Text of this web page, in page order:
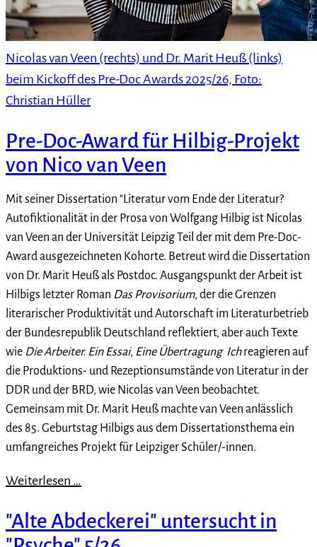
Nicolas van Veen (rechts) und Dr. Marit Heuß (links)
beim Kickoff des Pre-Doc Awards 2025/26, Foto:
Christian Hüller
Pre-Doc-Award für Hilbig-Projekt
von Nico van Veen
Mit seiner Dissertation "Literatur vom Ende der Literatur?
Autofiktionalität in der Prosa von Wolfgang Hilbig ist Nicolas
van Veen an der Universität Leipzig Teil der mit dem Pre-Doc-
Award ausgezeichneten Kohorte. Betreut wird die Dissertation
von Dr. Marit Heuß als Postdoc. Ausgangspunkt der Arbeit ist
Hilbigs letzter Roman Das Provisorium, der die Grenzen
literarischer Produktivität und Autorschaft im Literaturbetrieb
der Bundesrepublik Deutschland reflektiert, aber auch Texte
wie Die Arbeiter. Ein Essai, Eine Übertragung Ichreagieren auf
die Produktions- und Rezeptionsumstände von Literatur in der
DDR und der BRD, wie Nicolas van Veen beobachtet.
Gemeinsam mit Dr. Marit Heuß machte van Veen anlässlich
des 85. Geburtstag Hilbigs aus dem Dissertationsthema ein
umfangreiches Projekt für Leipziger Schüler/-innen.
Weiterlesen …
"Alte Abdeckerei" untersucht in